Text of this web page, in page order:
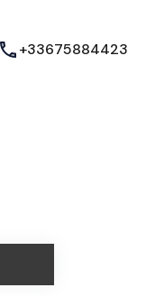
+33675884423